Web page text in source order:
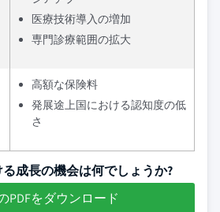
医療技術導入の増加
専門診療範囲の拡大
高額な保険料
発展途上国における認知度の低
さ
成長の機会は何でしょうか?
PDFをダウンロード